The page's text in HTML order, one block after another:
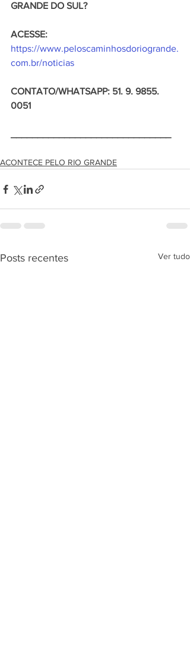
GRANDE DO SUL?
ACESSE:
https://www.peloscaminhosdoriogrande.
com.br/noticias
CONTATO/WHATSAPP: 51. 9. 9855.
0051
ACONTECE PELO RIO GRANDE
Posts recentes Ver tudo